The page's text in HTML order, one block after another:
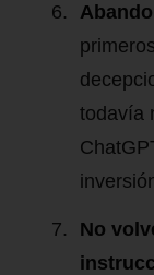
todavía
No